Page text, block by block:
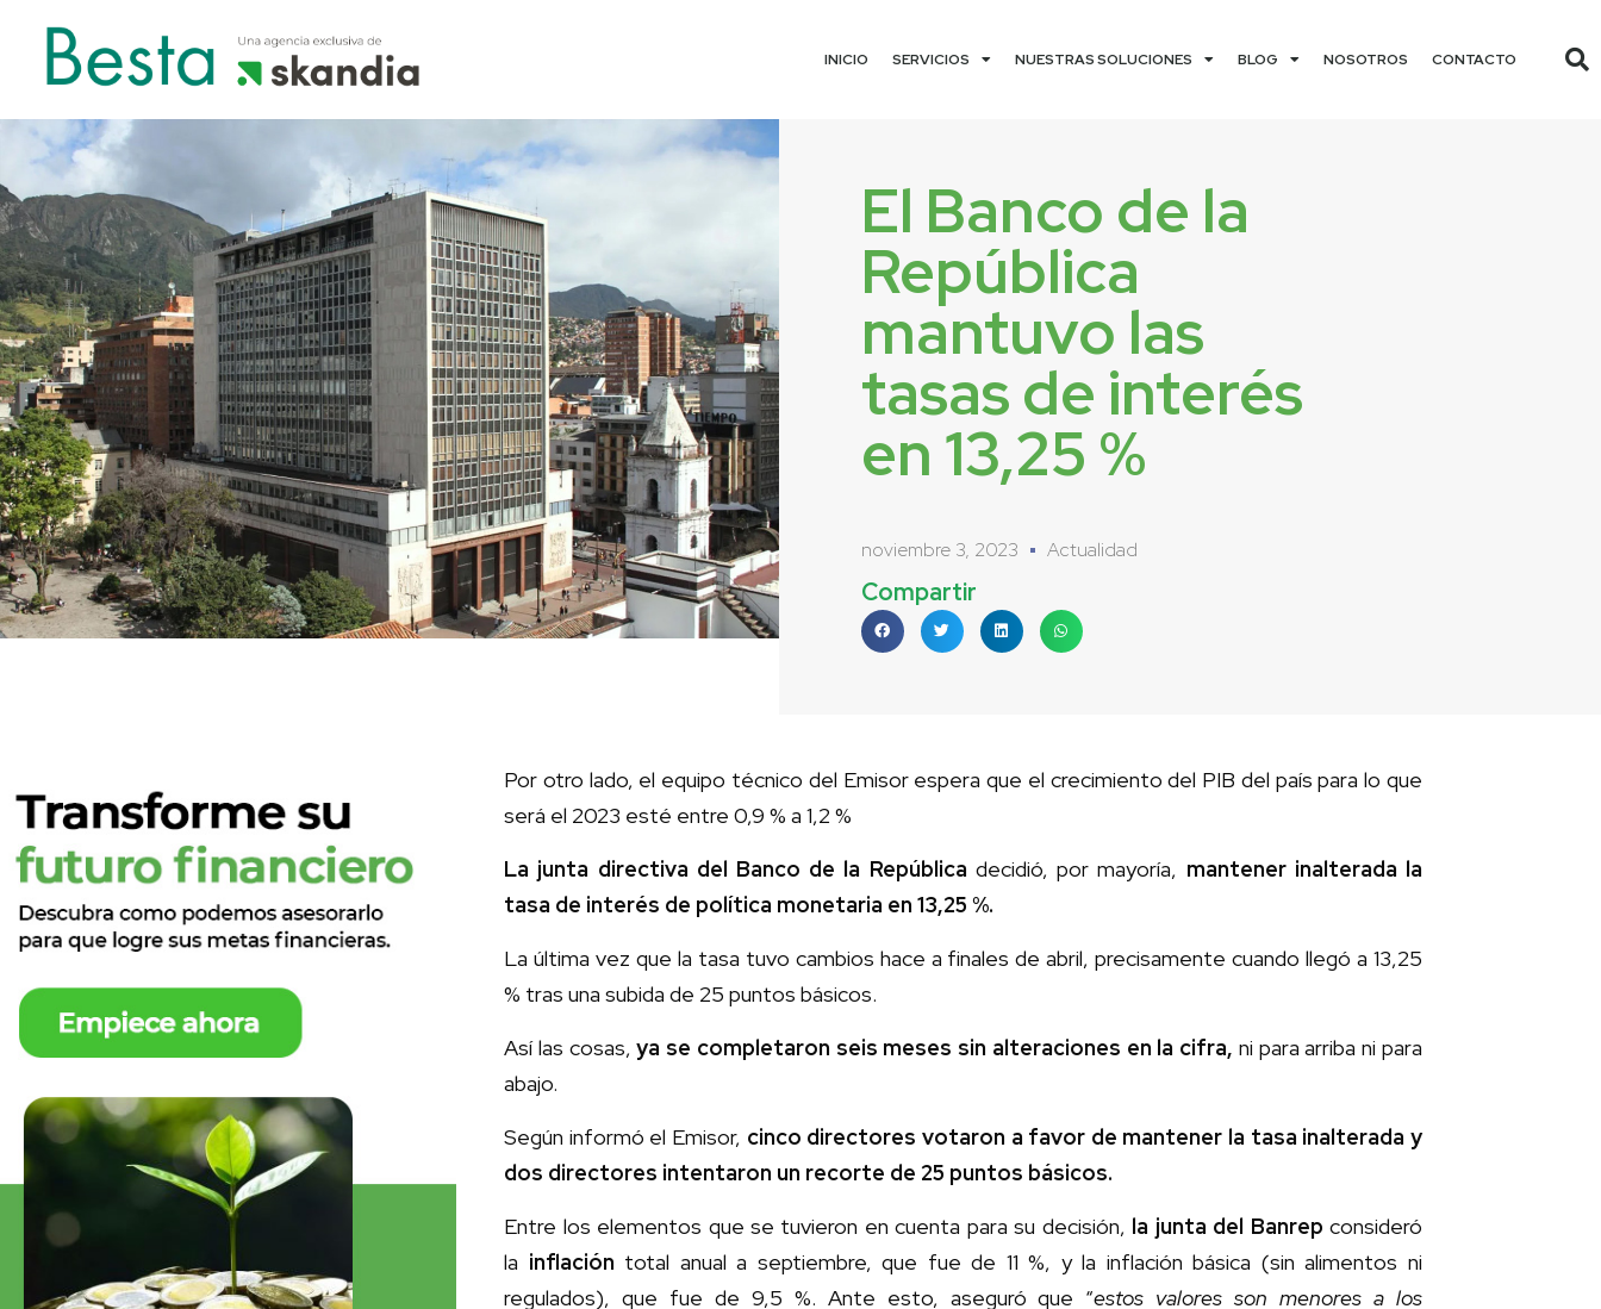
INICIO SERVICIOS NUESTRAS SOLUCIONES BLOG NOSOTROS CONTACTO
El Banco de la
República
mantuvo las
tasas de interés
en 13,25 %
noviembre 3, 2023 Actualidad
Compartir
Por otro lado, el equipo técnico del Emisor espera que el crecimiento del PIB del país para lo que
será el 2023 esté entre 0,9 % a 1,2 %
La junta directiva del Banco de la República decidió, por mayoría, mantener inalterada la
tasa de interés de política monetaria en 13,25 %.
La última vez que la tasa tuvo cambios hace a finales de abril, precisamente cuando llegó a 13,25
% tras una subida de 25 puntos básicos.
Así las cosas,ya se completaron seis meses sin alteraciones en la cifra, ni para arriba ni para
abajo.
Según informó el Emisor, cinco directores votaron a favor de mantener la tasa inalterada y
dos directores intentaron un recorte de 25 puntos básicos.
Entre los elementos que se tuvieron en cuenta para su decisión, la junta del Banrep consideró
la inflación total anual a septiembre, que fue de 11 %, y la inflación básica (sin alimentos ni
regulados), que fue de 9,5 %. Ante esto, aseguró que “estos valores son menores a los